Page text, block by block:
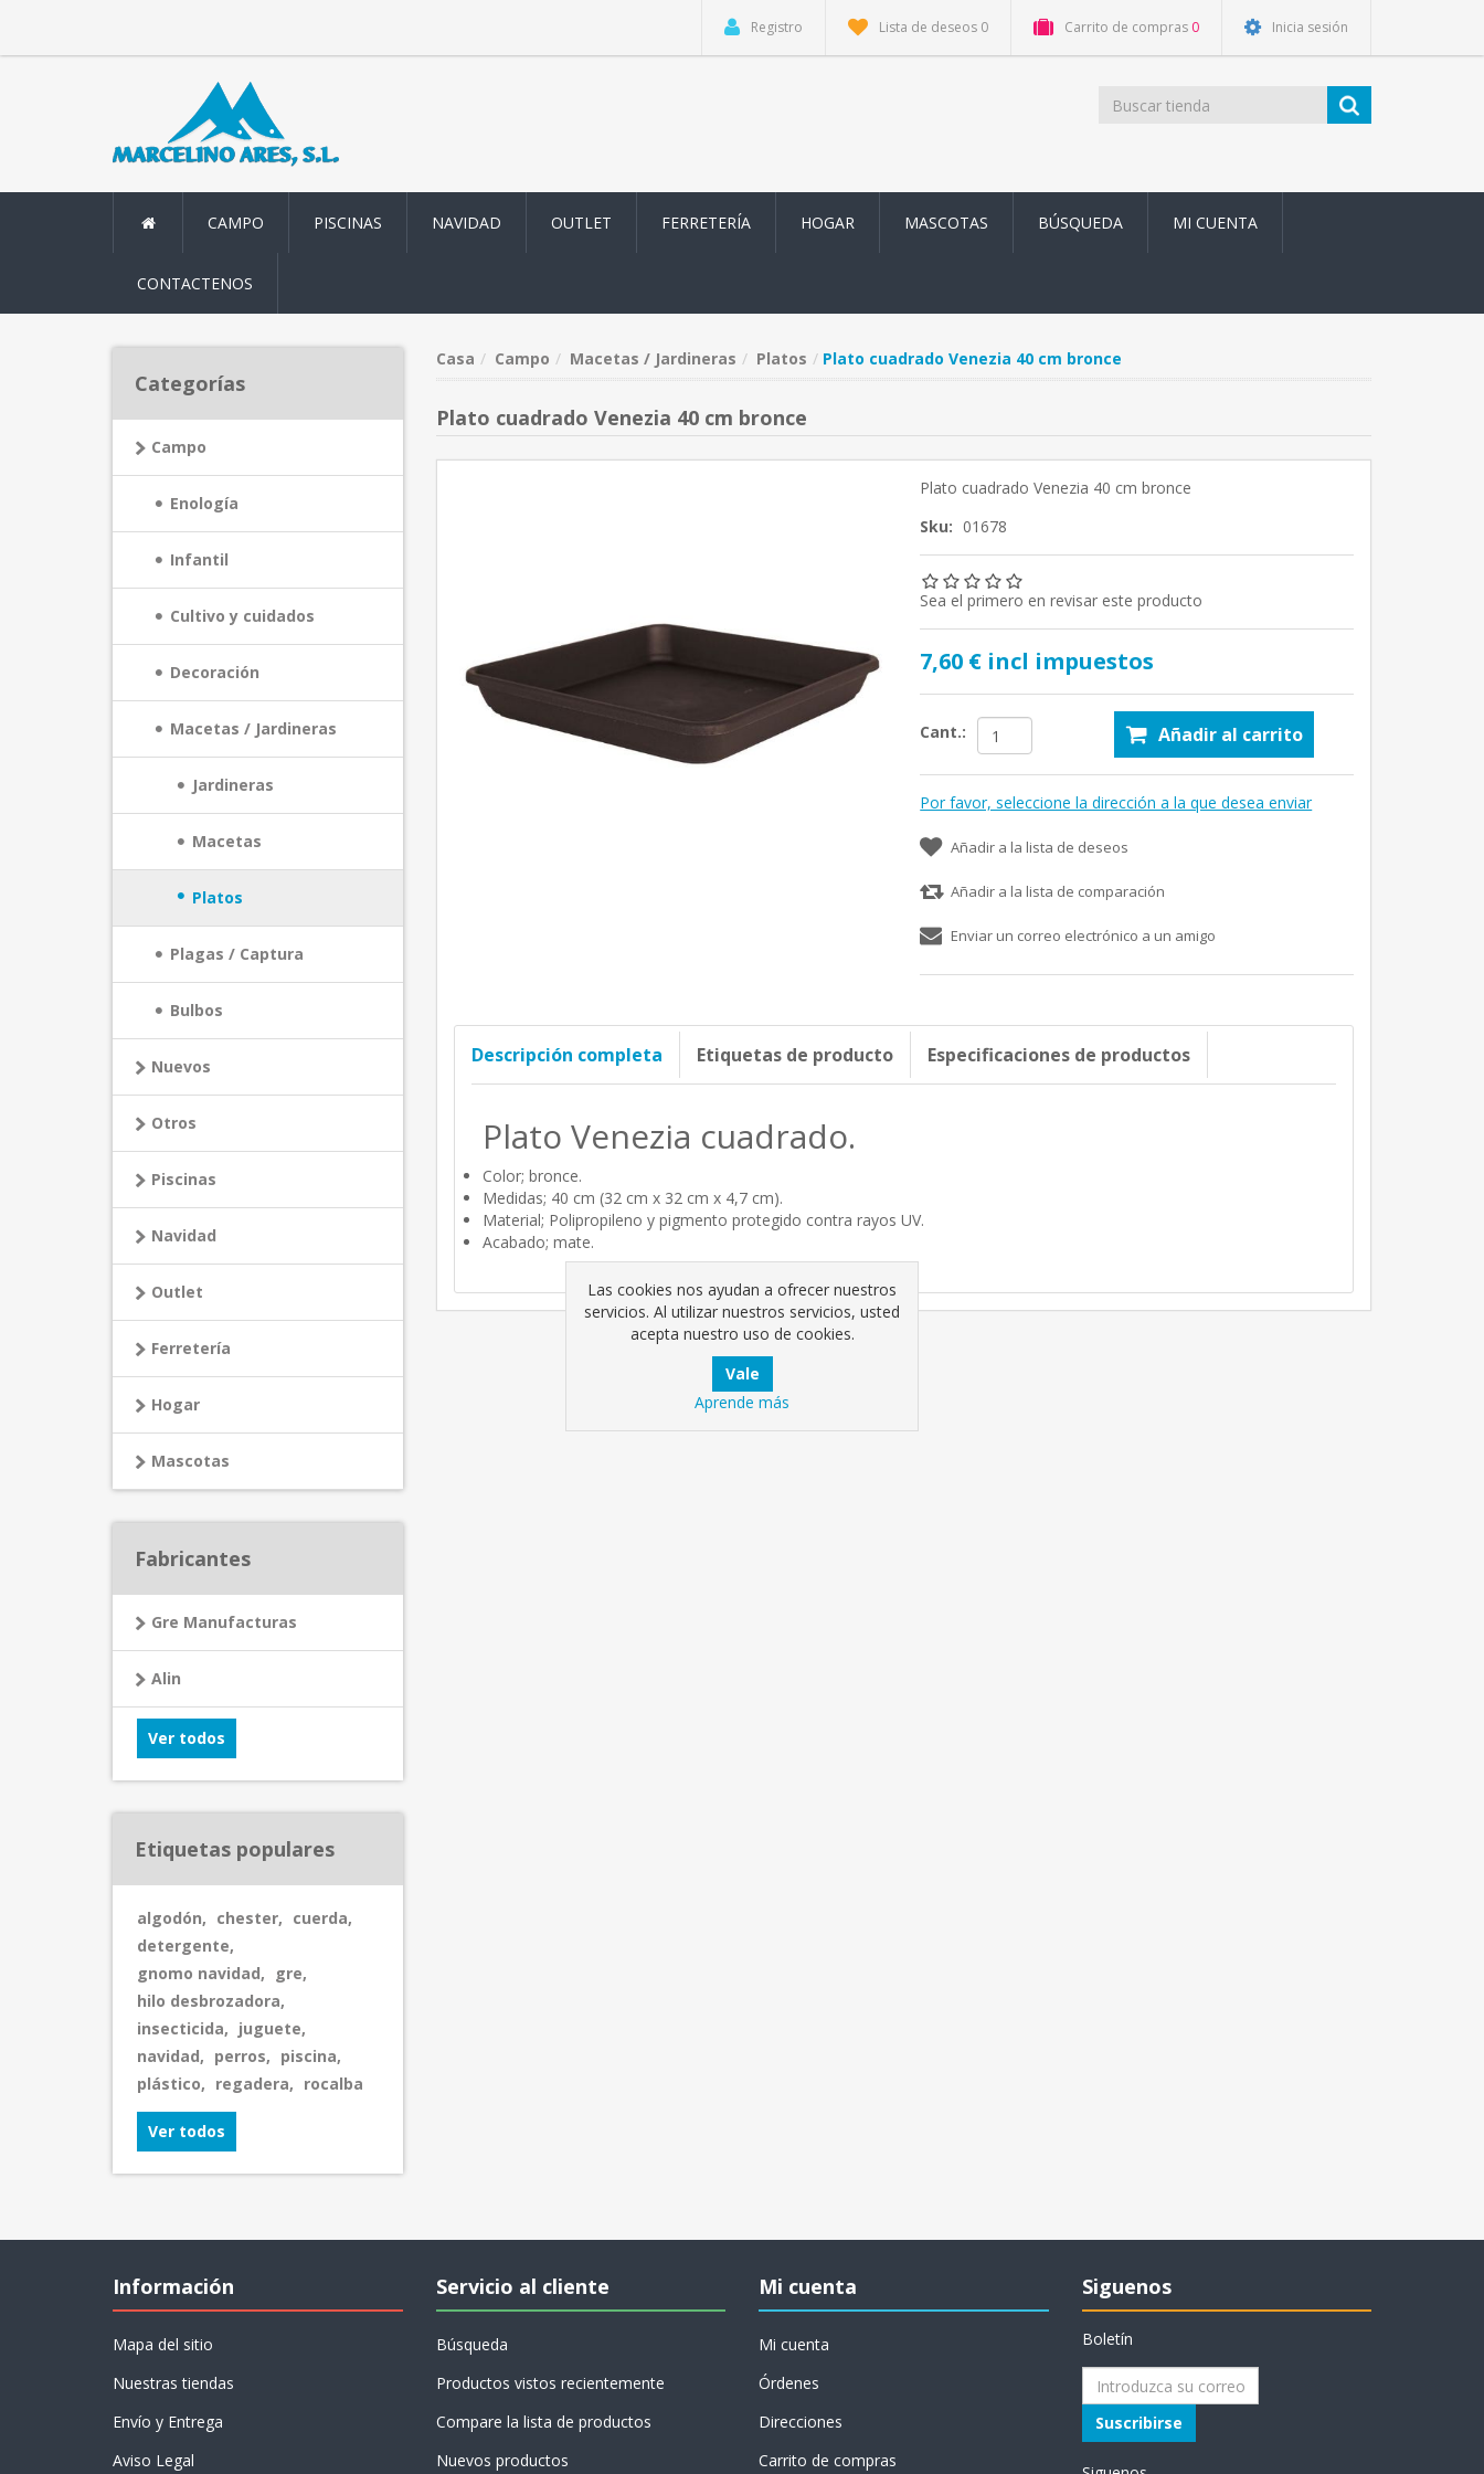
Registro Lista de deseos 0 Carrito de compras 0 Inicia sesión
CAMPO PISCINAS NAVIDAD OUTLET FERRETERÍA HOGAR MASCOTAS BÚSQUEDA MI CUENTA
CONTACTENOS
Casa Campo Macetas / Jardineras Platos Plato cuadrado Venezia 40 cm bronce
Plato cuadrado Venezia 40 cm bronce
Plato cuadrado Venezia 40 cm bronce
Sku: 01678
Sea el primero en revisar este producto
7,60 € incl impuestos
Cant.: Añadir al carrito
Por favor, seleccione la dirección a la que desea enviar
Añadir a la lista de deseos
Añadir a la lista de comparación
Enviar un correo electrónico a un amigo
Descripción completa Etiquetas de producto Especificaciones de productos
Plato Venezia cuadrado.
Color; bronce.
Medidas; 40 cm (32 cm x 32 cm x 4,7 cm).
Material; Polipropileno y pigmento protegido contra rayos UV.
Acabado; mate.
Categorías
Campo
Enología
Infantil
Cultivo y cuidados
Decoración
Macetas / Jardineras
Jardineras
Macetas
Platos
Plagas / Captura
Bulbos
Nuevos
Otros
Piscinas
Navidad
Outlet
Ferretería
Hogar
Mascotas
Fabricantes
Gre Manufacturas
Alin
Ver todos
Etiquetas populares
algodón, chester, cuerda,
detergente,
gnomo navidad, gre,
hilo desbrozadora,
insecticida, juguete,
navidad, perros, piscina,
plástico, regadera, rocalba
Ver todos
Información
Mapa del sitio
Nuestras tiendas
Envío y Entrega
Aviso Legal
Servicio al cliente
Búsqueda
Productos vistos recientemente
Compare la lista de productos
Nuevos productos
Mi cuenta
Mi cuenta
Órdenes
Direcciones
Carrito de compras
Siguenos
Boletín
Suscribirse
Las cookies nos ayudan a ofrecer nuestros
servicios. Al utilizar nuestros servicios, usted
acepta nuestro uso de cookies.
Aprende más